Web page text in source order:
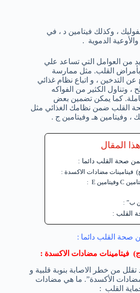
وحمض الفوليك ، وكذلك فيتامين د ، في
الدموية .
من العوامل التي تساعد علي
بأمراض القلب. مثل ممارسة
عن التدخين ، و اتباع نظام غذائي
وتناول الكثير من الفواكه
كما يمكن تضمين بعض
القلب ضمن نظامك الغذائي مثل
، وفيتامين هـ وفيتامين ج .
المقال
صحة القلب دائما :
القلب :
صحة القلب دائما :
فيتامينات مضادات الاكسدة :
من خطر الاصابة بنوبة قلبية و
الأكسدة”. ما هي مضادات
القلب :